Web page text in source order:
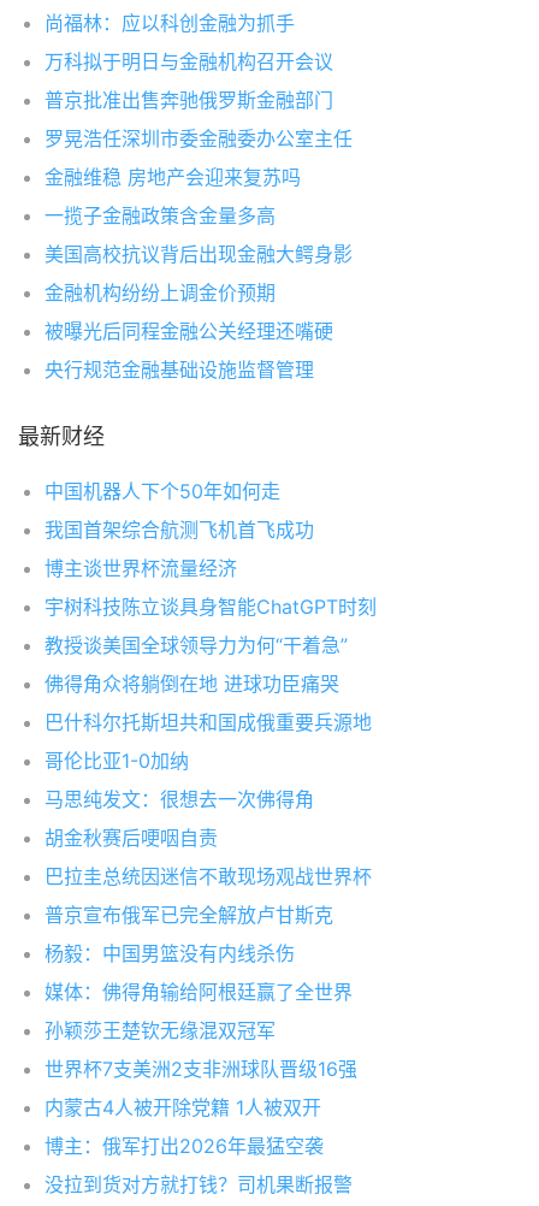
尚福林：应以科创金融为抓手
万科拟于明日与金融机构召开会议
普京批准出售奔驰俄罗斯金融部门
罗晃浩任深圳市委金融委办公室主任
金融维稳 房地产会迎来复苏吗
一揽子金融政策含金量多高
美国高校抗议背后出现金融大鳄身影
金融机构纷纷上调金价预期
被曝光后同程金融公关经理还嘴硬
央行规范金融基础设施监督管理
最新财经
中国机器人下个50年如何走
我国首架综合航测飞机首飞成功
博主谈世界杯流量经济
宇树科技陈立谈具身智能ChatGPT时刻
教授谈美国全球领导力为何“干着急”
佛得角众将躺倒在地 进球功臣痛哭
巴什科尔托斯坦共和国成俄重要兵源地
哥伦比亚1-0加纳
马思纯发文：很想去一次佛得角
胡金秋赛后哽咽自责
巴拉圭总统因迷信不敢现场观战世界杯
普京宣布俄军已完全解放卢甘斯克
杨毅：中国男篮没有内线杀伤
媒体：佛得角输给阿根廷赢了全世界
孙颖莎王楚钦无缘混双冠军
世界杯7支美洲2支非洲球队晋级16强
内蒙古4人被开除党籍 1人被双开
博主：俄军打出2026年最猛空袭
没拉到货对方就打钱？司机果断报警